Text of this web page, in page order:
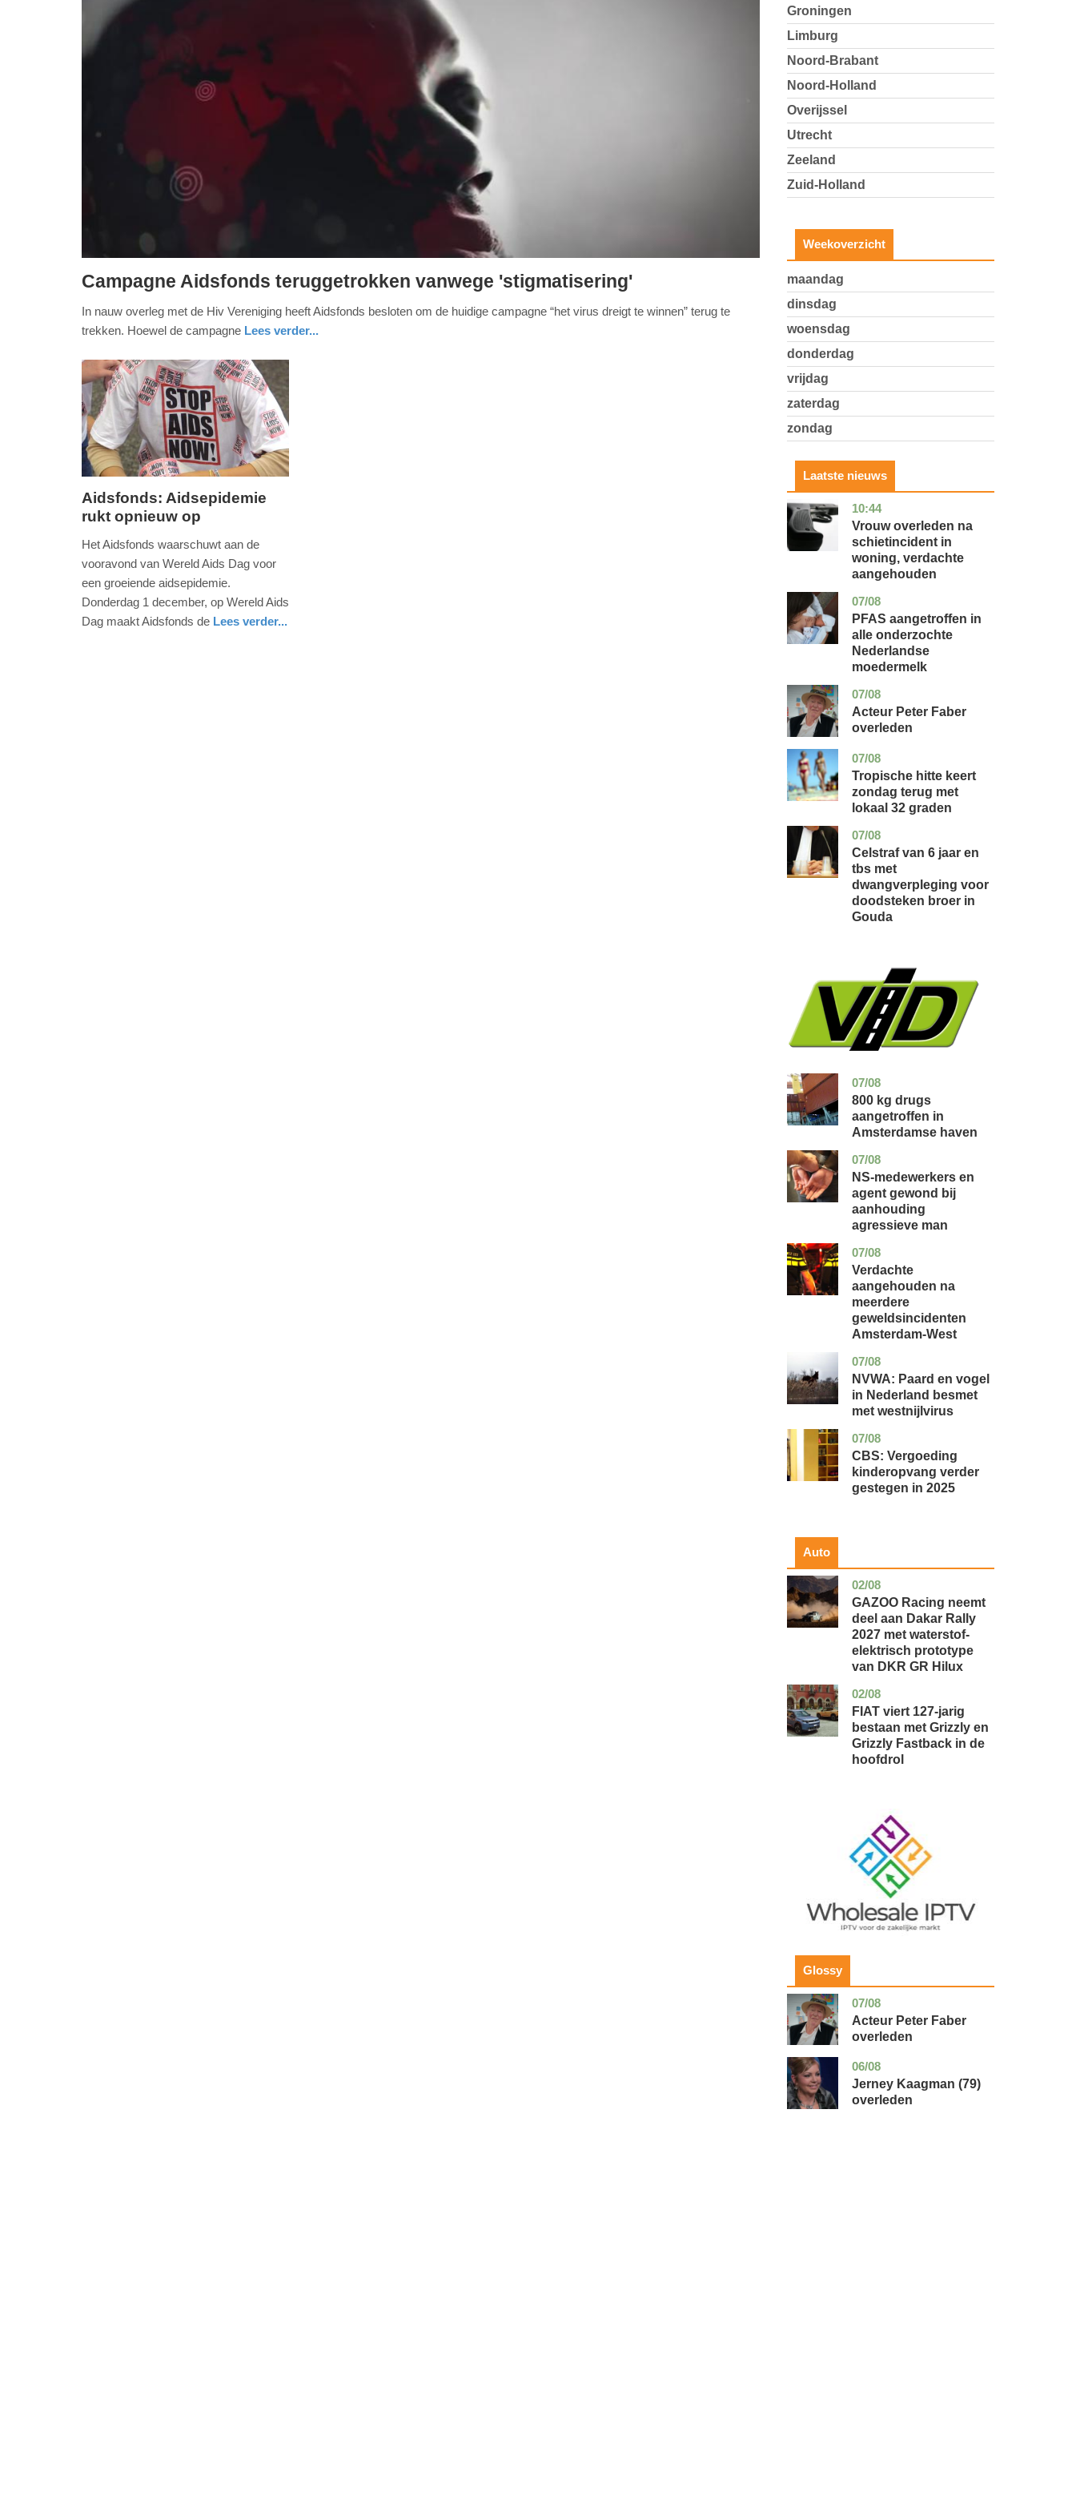
6.
december
-
13:18
Update:
09-
04-
2025
09:10
Campagne Aidsfonds teruggetrokken vanwege 'stigmatisering'
In nauw overleg met de Hiv Vereniging heeft Aidsfonds besloten om de huidige campagne “het virus dreigt te winnen” terug te
trekken. Hoewel de campagne Lees verder...
woensdag,
Aidsfonds: Aidsepidemie
rukt opnieuw op
Het Aidsfonds waarschuwt aan de
vooravond van Wereld Aids Dag voor
een groeiende aidsepidemie.
Donderdag 1 december, op Wereld Aids
Dag maakt Aidsfonds de Lees verder...
Groningen
Limburg
Noord-Brabant
Noord-Holland
Overijssel
Utrecht
Zeeland
Zuid-Holland
Weekoverzicht
maandag
dinsdag
woensdag
donderdag
vrijdag
zaterdag
zondag
Laatste nieuws
10:44
zuid-
holland
nieuws
Vrouw overleden na
schietincident in
woning, verdachte
aangehouden
07/08
utrecht
gezondheid
PFAS aangetroffen in
alle onderzochte
Nederlandse
moedermelk
07/08
noord-
holland
glossy
Acteur Peter Faber
overleden
07/08
utrecht
nieuws
Tropische hitte keert
zondag terug met
lokaal 32 graden
07/08
zuid-
holland
nieuws
Celstraf van 6 jaar en
tbs met
dwangverpleging voor
doodsteken broer in
Gouda
07/08
noord-
holland
nieuws
800 kg drugs
aangetroffen in
Amsterdamse haven
07/08
flevoland
nieuws
NS-medewerkers en
agent gewond bij
aanhouding
agressieve man
07/08
noord-
holland
nieuws
Verdachte
aangehouden na
meerdere
geweldsincidenten
Amsterdam-West
07/08
utrecht
nieuws
NVWA: Paard en vogel
in Nederland besmet
met westnijlvirus
07/08
zuid-
holland
economie
CBS: Vergoeding
kinderopvang verder
gestegen in 2025
Auto
02/08
auto
GAZOO Racing neemt
deel aan Dakar Rally
2027 met waterstof-
elektrisch prototype
van DKR GR Hilux
02/08
auto
FIAT viert 127-jarig
bestaan met Grizzly en
Grizzly Fastback in de
hoofdrol
Glossy
07/08
noord-
holland
glossy
Acteur Peter Faber
overleden
06/08
noord-
holland
glossy
Jerney Kaagman (79)
overleden